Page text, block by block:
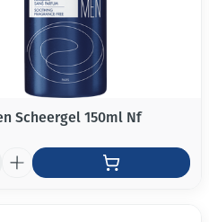
Scheergel 150ml Nf